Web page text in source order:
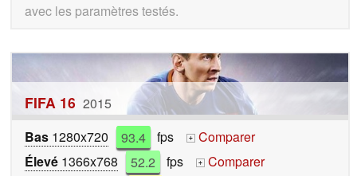
avec les paramètres testés.
FIFA 16 2015
Bas 1280x720 93.4 fps +
Comparer
Élevé 1366x768 52.2 fps +
Comparer